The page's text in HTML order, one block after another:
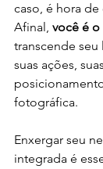
caso, é hora
Afinal, você é
transcende
suas ações,
fotográfica.
Enxergar seu
integrada é